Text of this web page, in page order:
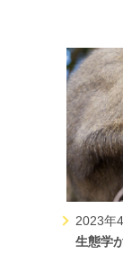
2023年
生態学